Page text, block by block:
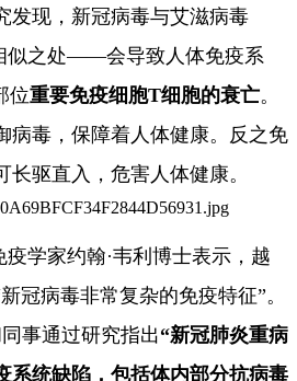
发现，新冠病毒与艾滋病毒
似之处——会导致人体免疫系
位重要免疫细胞T细胞的衰亡。
病毒，保障着人体健康。反之免
驱直入，危害人体健康。
学家约翰·韦利博士表示，越
冠病毒非常复杂的免疫特征”。
事通过研究指出“新冠肺炎重病
系统缺陷，包括体内部分抗病毒